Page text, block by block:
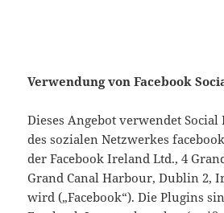
Verwendung von Facebook
Dieses Angebot verwendet Social
des sozialen Netzwerkes
der Facebook Ireland Ltd., 4
Grand Canal Harbour, Dublin 2,
wird („Facebook“). Die Plugins